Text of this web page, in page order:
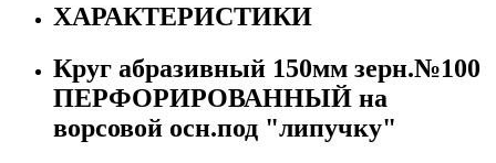
ХАРАКТЕРИСТИКИ
Круг абразивный 150мм зерн.№100
ПЕРФОРИРОВАННЫЙ на
ворсовой осн.под "липучку"